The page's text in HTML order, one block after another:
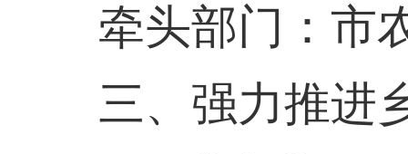
牵头部门：市
三、强力推进